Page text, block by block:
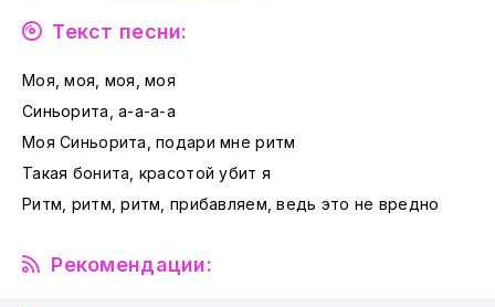
Текст песни:
Моя, моя, моя, моя
Синьорита, а-а-а-а
Моя Синьорита, подари мне ритм
Такая бонита, красотой убит я
Ритм, ритм, ритм, прибавляем, ведь это не вредно
Рекомендации: